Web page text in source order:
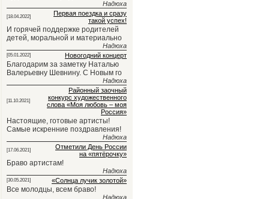
Надюха
[18.04.2022]
Первая поездка и сразу
такой успех!
И горячей поддержке родителей
детей, моральной и материально
Надюха
[05.01.2022] Новогодний концерт
Благодарим за заметку Наталью
Валерьевну Шевнину. С Новым го
Надюха
[11.10.2021]
Районный заочный
конкурс художественного
слова «Моя любовь – моя
Россия»
Настоящие, готовые артисты!
Самые искренние поздравления!
Надюха
[17.06.2021]
Отметили День России
на «пятёрочку»
Браво артистам!
Надюха
[30.05.2021] «Солнца лучик золотой»
Все молодцы, всем браво!
Надюха